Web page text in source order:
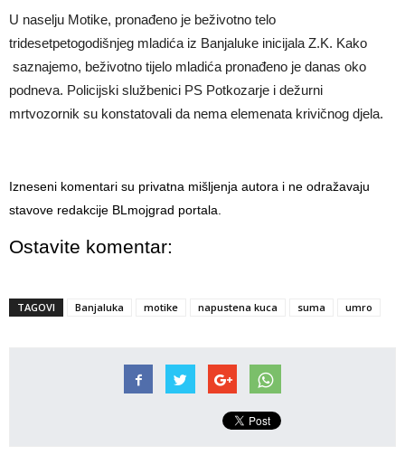
U naselju Motike, pronađeno je beživotno telo
tridesetpetogodišnjeg mladića iz Banjaluke inicijala Z.K. Kako
saznajemo, beživotno tijelo mladića pronađeno je danas oko
podneva. Policijski službenici PS Potkozarje i dežurni
mrtvozornik su konstatovali da nema elemenata krivičnog djela.
Izneseni komentari su privatna mišljenja autora i ne odražavaju
stavove redakcije BLmojgrad portala.
Ostavite komentar:
TAGOVI Banjaluka motike napustena kuca suma umro